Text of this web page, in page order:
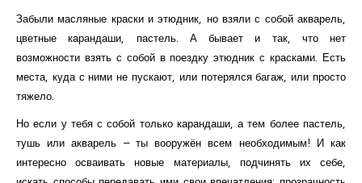
Забыли масляные краски и этюдник, но взяли с собой акварель,
цветные карандаши, пастель. А бывает и так, что нет
возможности взять с собой в поездку этюдник с красками. Есть
места, куда с ними не пускают, или потерялся багаж, или просто
тяжело.
Но если у тебя с собой только карандаши, а тем более пастель,
тушь или акварель – ты вооружён всем необходимым! И как
интересно осваивать новые материалы, подчинять их себе,